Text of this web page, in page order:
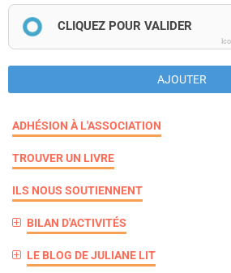
CLIQUEZ POUR VALIDER
AJOUTER
ADHÉSION À L'ASSOCIATION
TROUVER UN LIVRE
ILS NOUS SOUTIENNENT
BILAN D'ACTIVITÉS
LE BLOG DE JULIANE LIT